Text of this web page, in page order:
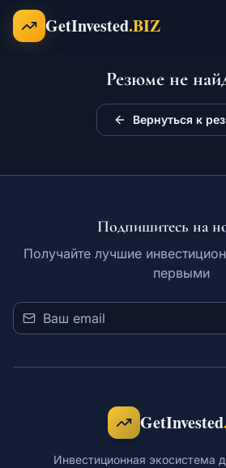
Перейти к содержимому
GetInvested.BIZ
Проекты
Обучение
Резюме не
Вернуться к
Подпишитесь на
Получайте лучшие
первыми
GetInvested
Инвестиционная экосистема